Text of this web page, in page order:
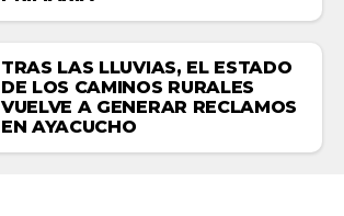
TRAS LAS LLUVIAS, EL ESTADO
DE LOS CAMINOS RURALES
VUELVE A GENERAR RECLAMOS
EN AYACUCHO